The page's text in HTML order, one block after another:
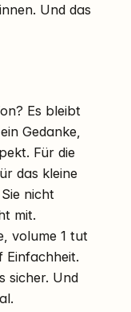
Und das
Es bleibt
Gedanke,
Für die
das kleine
nicht
mit.
volume 1 tut
Einfachheit.
sicher. Und